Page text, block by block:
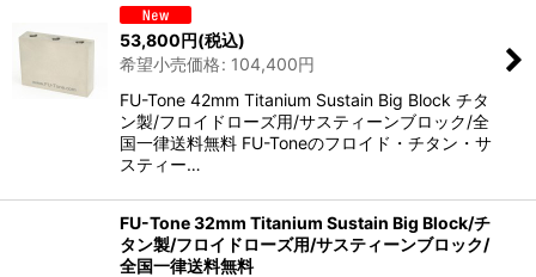
53,800円(税込)
希望小売価格: 104,400円
FU-Tone 42mm Titanium Sustain Big Block チタ
ン製/フロイドローズ用/サスティーンブロック/全
国一律送料無料 FU-Toneのフロイド・チタン・サ
スティー…
FU-Tone 32mm Titanium Sustain Big Block/チ
タン製/フロイドローズ用/サスティーンブロック/
全国一律送料無料